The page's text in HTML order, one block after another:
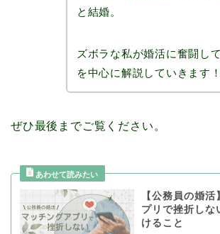
と結婚。
ズボラな私が婚活に奮闘し
を中心に解説していきます！
ぜひ最後までご覧ください。
【公務員の婚
プリで挫折しな
けること